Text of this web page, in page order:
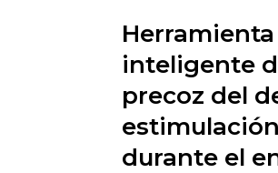
inteligente
precoz del
durante el